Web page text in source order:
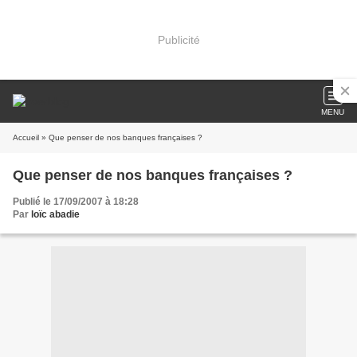
Publicité
MENU
Accueil » Que penser de nos banques françaises ?
Que penser de nos banques françaises ?
Publié le 17/09/2007 à 18:28
Par loïc abadie